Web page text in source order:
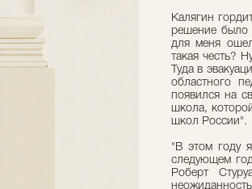
Калягин
решение было
для меня
такая честь?
Туда в
областного
появился на
школа,
школ России".
"В этом году
следующем
Роберт